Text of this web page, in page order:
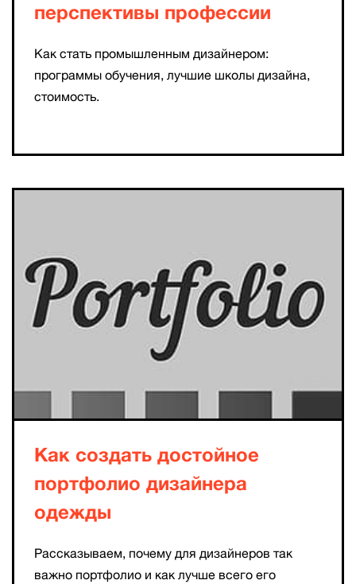
перспективы профессии
Как стать промышленным дизайнером:
программы обучения, лучшие школы дизайна,
стоимость.
Как создать достойное
портфолио дизайнера
одежды
Рассказываем, почему для дизайнеров так
важно портфолио и как лучше всего его